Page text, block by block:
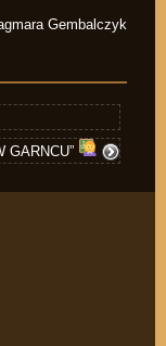
Gembalczyk
GARNCU”